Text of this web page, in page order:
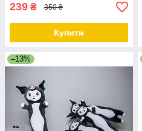
239 ₴ 350 ₴
Купити
–13%